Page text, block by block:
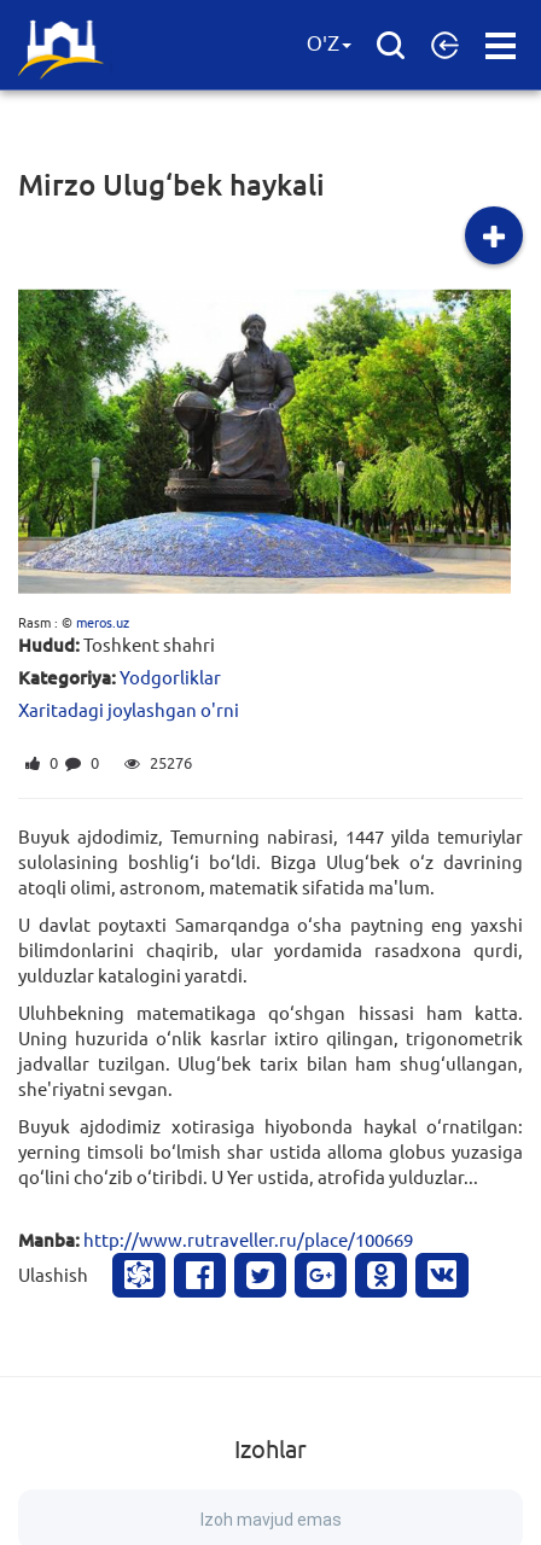
Open
O'Z
Mirzo Ulug‘bek haykali
Rasm : ©meros.uz
Hudud:Toshkent shahri
Kategoriya:Yodgorliklar
Xaritadagi joylashgan o'rni
0 0 25276
Buyuk ajdodimiz, Temurning nabirasi, 1447 yilda temuriylar
sulolasining boshlig‘i bo‘ldi. Bizga Ulug‘bek o‘z davrining
atoqli olimi, astronom, matematik sifatida ma'lum.
U davlat poytaxti Samarqandga o‘sha paytning eng yaxshi
bilimdonlarini chaqirib, ular yordamida rasadxona qurdi,
yulduzlar katalogini yaratdi.
Uluhbekning matematikaga qo‘shgan hissasi ham katta.
Uning huzurida o‘nlik kasrlar ixtiro qilingan, trigonometrik
jadvallar tuzilgan. Ulug‘bek tarix bilan ham shug‘ullangan,
she'riyatni sevgan.
Buyuk ajdodimiz xotirasiga hiyobonda haykal o‘rnatilgan:
yerning timsoli bo‘lmish shar ustida alloma globus yuzasiga
qo‘lini cho‘zib o‘tiribdi. U Yer ustida, atrofida yulduzlar...
Manba: http://www.rutraveller.ru/place/100669
Ulashish
Izohlar
Izoh mavjud emas